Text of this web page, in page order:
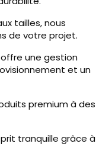
tailles, nous
de votre projet.
une gestion
et un
premium à des
tranquille grâce à